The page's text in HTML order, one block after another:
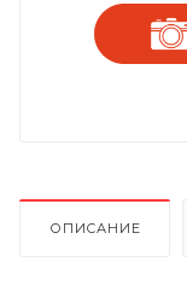
ОПИСАНИЕ